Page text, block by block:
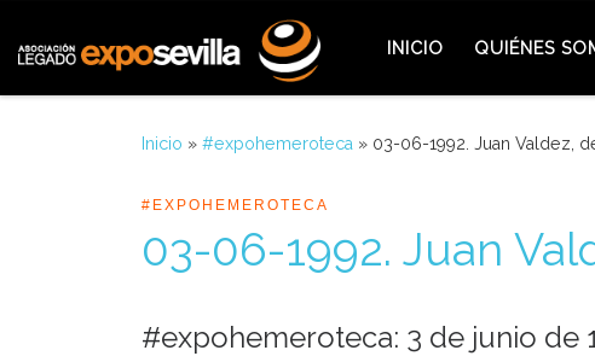
INICIO QUIÉNES
Inicio » #expohemeroteca » 03-06-1992. Juan Valdez,
#EXPOHEMEROTECA
03-06-1992. Juan
#expohemeroteca: 3 de junio de